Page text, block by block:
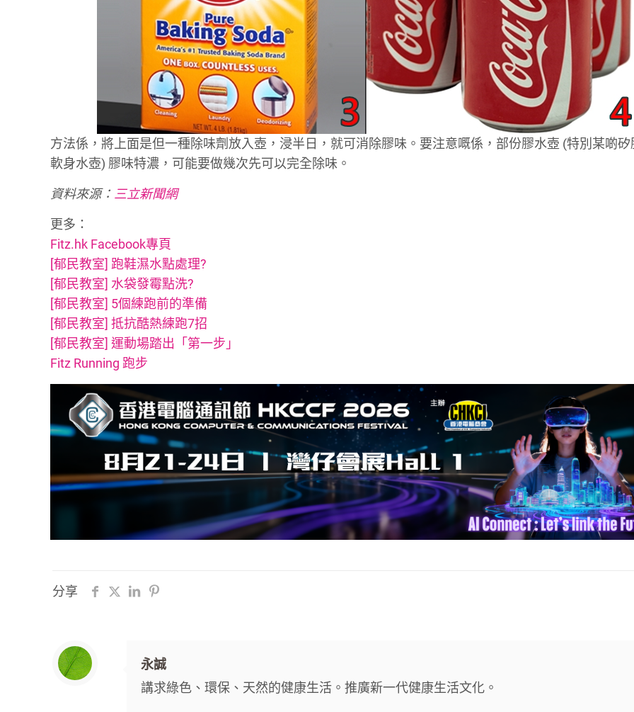
方法係，將上面是但一種除味劑放入壺，浸半日，就可消除膠味。要注意嘅係，部份膠水壺 (特別某啲矽
軟身水壺) 膠味特濃，可能要做幾次先可以完全除味。
資料來源： 三立新聞網
更多：
Fitz.hk Facebook專頁
[郁民教室] 跑鞋濕水點處理?
[郁民教室] 水袋發霉點洗?
[郁民教室] 5個練跑前的準備
[郁民教室] 抵抗酷熱練跑7招
[郁民教室] 運動場踏出「第一步」
Fitz Running 跑步
分享
永誠
講求綠色、環保、天然的健康生活。推廣新一代健康生活文化。